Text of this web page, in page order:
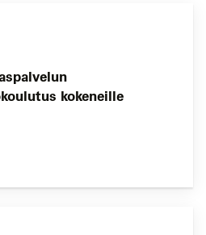
kokeneille